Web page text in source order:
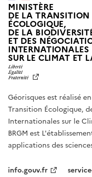
MINISTÈRE
DE LA TRANSITION
ÉCOLOGIQUE,
DE LA
ET DES
INTERNATIONALES
SUR LE CLIMAT ET
Géorisques est réalisé
Transition Écologique,
Internationales sur le
BRGM est
applications des
info.gouv.fr